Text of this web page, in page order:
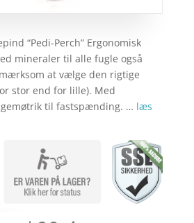
“Pedi-Perch” Ergonomisk
mineraler til alle fugle også
at vælge den rigtige
stor end for lille). Med
til fastspænding. … læs